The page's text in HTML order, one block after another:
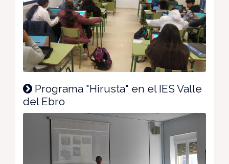
Programa "Hirusta" en el IES Valle
del Ebro